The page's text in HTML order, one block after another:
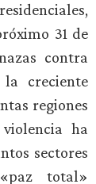
31 de
contra
creciente
regiones
ha
sectores
total»